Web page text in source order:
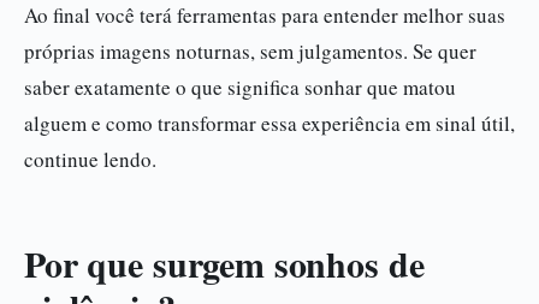
Ao final você terá ferramentas para entender melhor suas
próprias imagens noturnas, sem julgamentos. Se quer
saber exatamente o que significa sonhar que matou
alguem e como transformar essa experiência em sinal útil,
continue lendo.
Por que surgem sonhos de